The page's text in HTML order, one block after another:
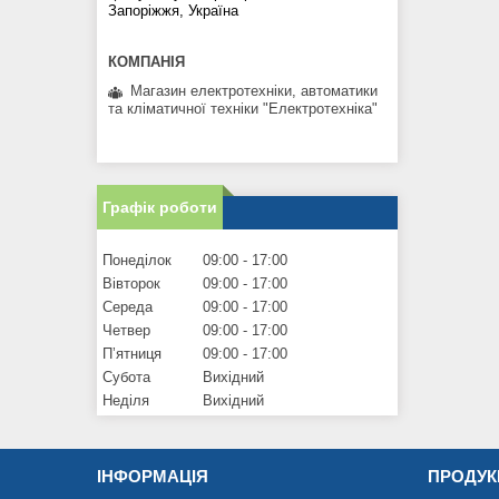
Запоріжжя, Україна
Магазин електротехніки, автоматики
та кліматичної техніки "Електротехніка"
Графік роботи
Понеділок 09:00
17:00
Вівторок
09:00
17:00
Середа
09:00
17:00
Четвер
09:00
17:00
Пʼятниця
09:00
17:00
Субота
Вихідний
Неділя
Вихідний
ІНФОРМАЦІЯ